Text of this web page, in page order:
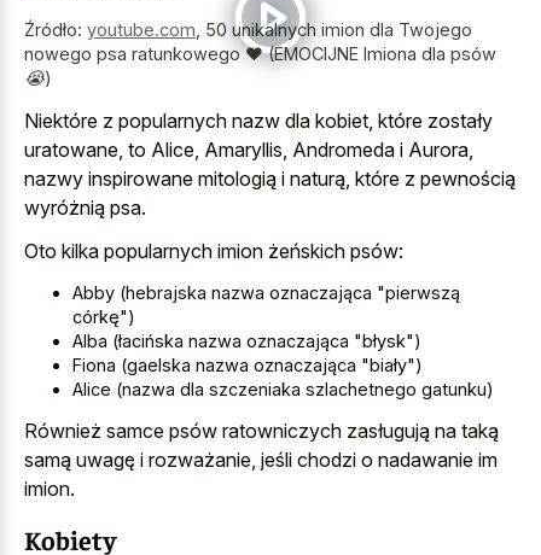
Źródło: youtube.com 50 unikalnych imion dla Twojego
nowego psa ratunkowego ♥ (EMOCIJNE Imiona dla psów
😭)
Niektóre z popularnych nazw dla kobiet, które zostały
uratowane, to Alice, Amaryllis, Andromeda i Aurora,
nazwy inspirowane mitologią i naturą, które z pewnością
wyróżnią psa.
Oto kilka popularnych imion żeńskich psów:
Abby (hebrajska nazwa oznaczająca "pierwszą
córkę")
Alba (łacińska nazwa oznaczająca "błysk")
Fiona (gaelska nazwa oznaczająca "biały")
Alice (nazwa dla szczeniaka szlachetnego gatunku)
Również samce psów ratowniczych zasługują na taką
samą uwagę i rozważanie, jeśli chodzi o nadawanie im
imion.
Kobiety